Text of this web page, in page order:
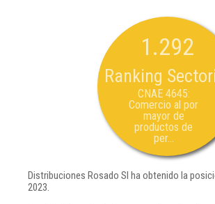
1.292
Ranking
CNAE 4645:
Comercio al por
mayor de
productos de
per...
Distribuciones Rosado Sl ha obtenido la
2023.